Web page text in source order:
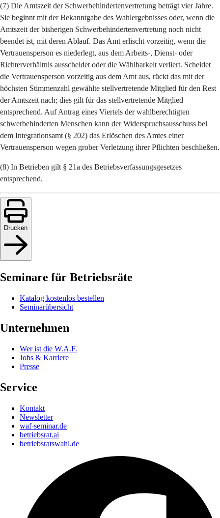
(7) Die Amtszeit der Schwerbehindertenvertretung beträgt vier Jahre.
Sie beginnt mit der Bekanntgabe des Wahlergebnisses oder, wenn die
Amtszeit der bisherigen Schwerbehindertenvertretung noch nicht
beendet ist, mit deren Ablauf. Das Amt erlischt vorzeitig, wenn die
Vertrauensperson es niederlegt, aus dem Arbeits-, Dienst- oder
Richterverhältnis ausscheidet oder die Wählbarkeit verliert. Scheidet
die Vertrauensperson vorzeitig aus dem Amt aus, rückt das mit der
höchsten Stimmenzahl gewählte stellvertretende Mitglied für den Rest
der Amtszeit nach; dies gilt für das stellvertretende Mitglied
entsprechend. Auf Antrag eines Viertels der wahlberechtigten
schwerbehinderten Menschen kann der Widerspruchsausschuss bei
dem Integrationsamt (§ 202) das Erlöschen des Amtes einer
Vertrauensperson wegen grober Verletzung ihrer Pflichten beschließen.
(8) In Betrieben gilt § 21a des Betriebsverfassungsgesetzes
entsprechend.
Drucken
Seminare für Betriebsräte
Katalog kostenlos bestellen
Seminarübersicht
Unternehmen
Wer ist die W.A.F.
Jobs & Karriere
Presse
Service
Kontakt
Newsletter
waf-seminar.de
betriebsrat.ai
betriebsratswahl.de